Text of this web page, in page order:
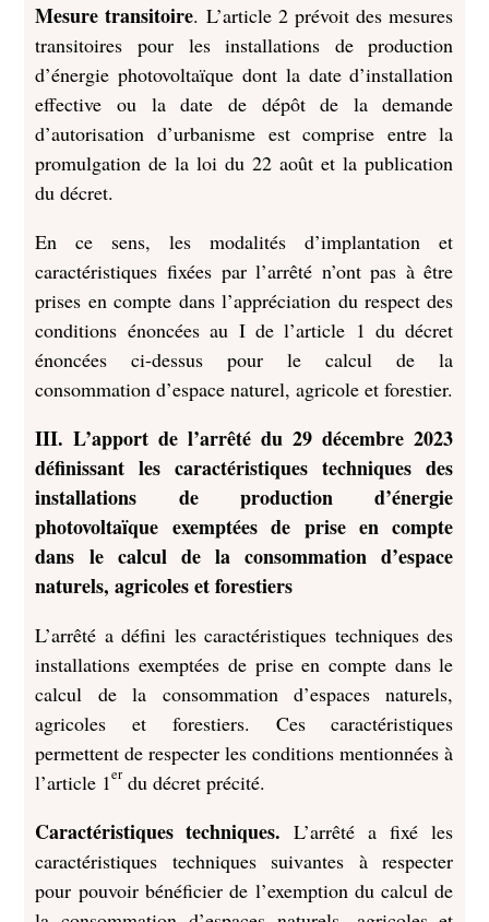
Mesure transitoire. L’article 2 prévoit des mesures
transitoires pour les installations de production
d’énergie photovoltaïque dont la date d’installation
effective ou la date de dépôt de la demande
d’autorisation d’urbanisme est comprise entre la
promulgation de la loi du 22 août et la publication
du décret.
En ce sens, les modalités d’implantation et
caractéristiques fixées par l’arrêté n’ont pas à être
prises en compte dans l’appréciation du respect des
conditions énoncées au I de l’article 1 du décret
énoncées ci-dessus pour le calcul de la
consommation d’espace naturel, agricole et forestier.
III. L’apport de l’arrêté du 29 décembre 2023
définissant les caractéristiques techniques des
installations de production d’énergie
photovoltaïque exemptées de prise en compte
dans le calcul de la consommation d’espace
naturels, agricoles et forestiers
L’arrêté a défini les caractéristiques techniques des
installations exemptées de prise en compte dans le
calcul de la consommation d’espaces naturels,
agricoles et forestiers. Ces caractéristiques
permettent de respecter les conditions mentionnées à
l’article 1erdu décret précité.
Caractéristiques techniques. L’arrêté a fixé les
caractéristiques techniques suivantes à respecter
pour pouvoir bénéficier de l’exemption du calcul de